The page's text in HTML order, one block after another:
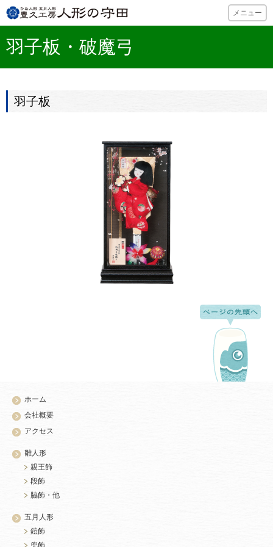
ひな人形・五
メニュー
羽子板・破魔弓
羽子板
ホーム
会社概要
アクセス
雛人形
親王飾
段飾
脇飾・他
五月人形
鎧飾